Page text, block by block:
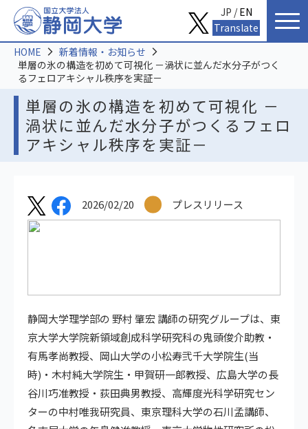
単層の氷の構造を初めて可視化 －
渦状に並んだ水分子がつくるフェロ
アキシャル秩序を実証－
HOME
新着情報・お知らせ
単層の氷の構造を初めて可視化 －渦状に並んだ水分子がつく
るフェロアキシャル秩序を実証－
2026/02/20 プレスリリース
静岡大学理学部の 野村 肇宏 講師の研究グループは、東
京大学大学院新領域創成科学研究科の鬼頭俊介助教・
有馬孝尚教授、岡山大学の小松寿弐千大学院生(当
時)・木村純大学院生・甲賀研一郎教授、広島大学の長
谷川巧准教授・荻田典男教授、高輝度光科学研究セン
ターの中村唯我研究員、東京理科大学の石川孟講師、
JP /EN
Translate